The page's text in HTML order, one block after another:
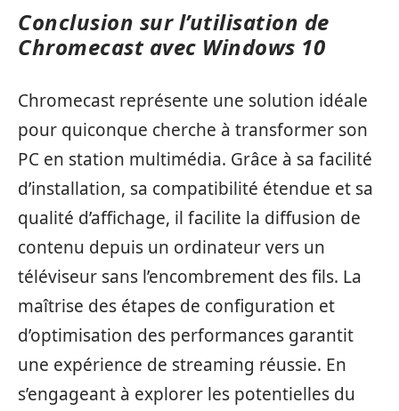
Conclusion sur l’utilisation de
Chromecast avec Windows 10
Chromecast représente une solution idéale
pour quiconque cherche à transformer son
PC en station multimédia. Grâce à sa facilité
d’installation, sa compatibilité étendue et sa
qualité d’affichage, il facilite la diffusion de
contenu depuis un ordinateur vers un
téléviseur sans l’encombrement des fils. La
maîtrise des étapes de configuration et
d’optimisation des performances garantit
une expérience de streaming réussie. En
s’engageant à explorer les potentielles du